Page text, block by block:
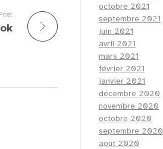
octobre 2021
septembre 2021
juin 2021
avril 2021
mars 2021
février 2021
janvier 2021
décembre 2020
novembre 2020
octobre 2020
septembre 2020
août 2020